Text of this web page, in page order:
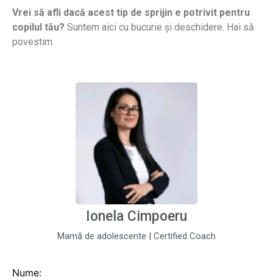
Vrei să afli dacă acest tip de sprijin e potrivit pentru
copilul tău? Suntem aici cu bucurie și deschidere. Hai să
povestim.
Ionela Cimpoeru
Mamă de adolescente | Certified Coach
Ionela este coach certificat, dar ceea ce o definește este
modul în care se conectează profund și natural cu
adolescenții. E ghid, nu salvator. Îi ascultă cu răbdare, îi
provoacă blând, îi încurajează cu respect.
Mamă de adolescente, partener de dialog și ghid
atent, Ionela este persoana potrivită pentru tineri
care vor să-și descopere vocea interioară și să
pășească în lume cu încredere.
Nume: